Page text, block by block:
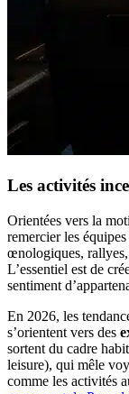
Les activités
Orientées vers la
remercier les
œnologiques,
L’essentiel est de
sentiment
En 2026, les
s’orientent vers des
sortent du cadre
leisure), qui mêle
comme les activités